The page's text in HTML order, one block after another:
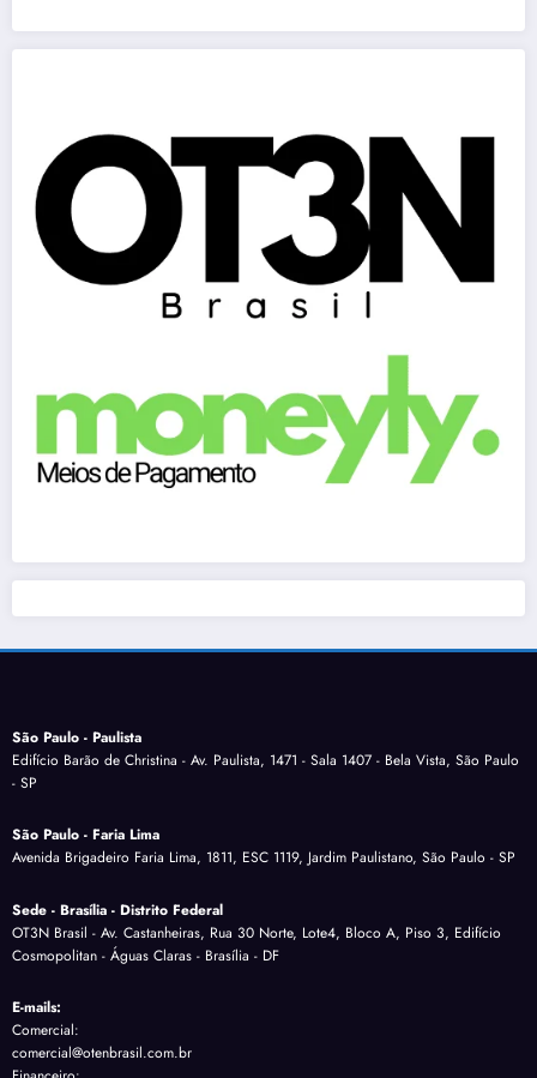
São Paulo - Paulista
Edifício Barão de Christina - Av. Paulista, 1471 - Sala 1407 - Bela Vista, São Paulo
- SP
São Paulo - Faria Lima
Avenida Brigadeiro Faria Lima, 1811, ESC 1119, Jardim Paulistano, São Paulo - SP
Sede - Brasília - Distrito Federal
OT3N Brasil - Av. Castanheiras, Rua 30 Norte, Lote4, Bloco A, Piso 3, Edifício
Cosmopolitan - Águas Claras - Brasília - DF
E-mails:
Comercial:
comercial@otenbrasil.com.br